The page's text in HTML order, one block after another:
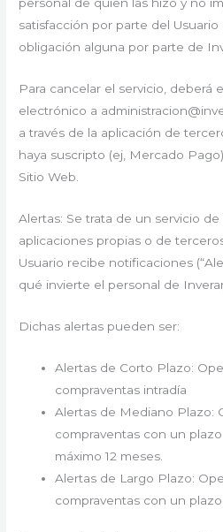
personal de quien las hizo y no
satisfacción por parte del Usuario
obligación alguna por parte de
Para cancelar el servicio, deberá
electrónico a
a través de la aplicación de
haya suscripto (ej, Mercado
Sitio Web.
Alertas: Se trata de un servicio
aplicaciones propias o de
Usuario recibe notificaciones
qué invierte el personal de
Dichas alertas pueden ser:
Alertas de Corto Plazo:
compraventas intradía
Alertas de Mediano Plazo:
compraventas con un
máximo 12 meses.
Alertas de Largo Plazo:
compraventas con un